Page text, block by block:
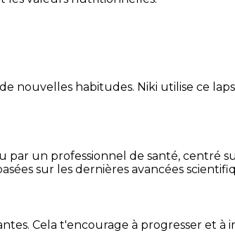
nouvelles habitudes. Niki utilise ce
un professionnel de santé, centré
sur les dernières avancées
Cela t'encourage à progresser et